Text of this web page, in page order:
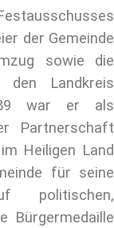
der Gemeinde
sowie die
den Landkreis
war er als
Partnerschaft
Heiligen Land
für seine
politischen,
Bürgermedaille